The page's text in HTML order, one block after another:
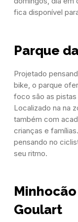
fica disponível
Parque
Projetado
bike, o parque
foco são as
Localizado na na
também com
crianças e
pensando no
seu ritmo.
Goulart